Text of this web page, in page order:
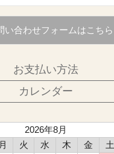
い合わせフォームはこちら
お支払い方法
カレンダー
2026年8月
月 火 水 木 金
土